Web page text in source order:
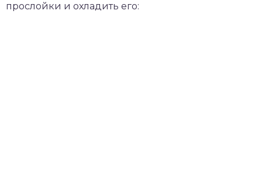
прослойки и охладить его: